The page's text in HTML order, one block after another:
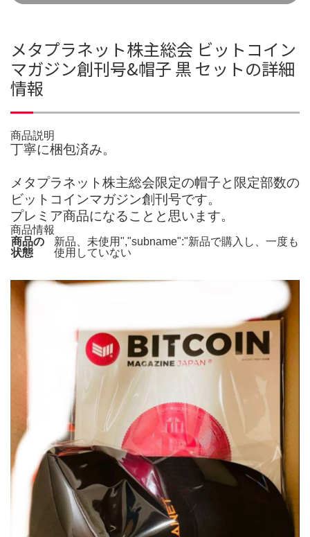
メタプラネット株主総会 ビットコイン
マガジン創刊号&帽子 黒 セットの詳細
情報
商品説明
丁寧に梱包済み。
メタプラネット株主総会限定の帽子と限定部数の
ビットコインマガジン創刊号です。
プレミア商品になることと思います。
商品情報
商品の
状態
新品、未使用","subname":"新品で購入し、一度も
使用していない